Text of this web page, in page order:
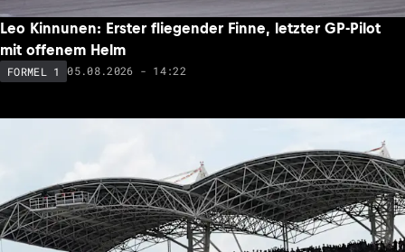
Leo Kinnunen: Erster fliegender Finne, letzter GP-Pilot
mit offenem Helm
FORMEL 1 05.08.2026 - 14:22